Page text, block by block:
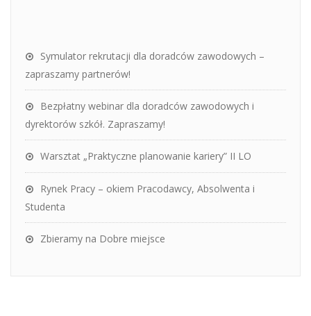
Symulator rekrutacji dla doradców zawodowych –
zapraszamy partnerów!
Bezpłatny webinar dla doradców zawodowych i
dyrektorów szkół. Zapraszamy!
Warsztat „Praktyczne planowanie kariery” II LO
Rynek Pracy – okiem Pracodawcy, Absolwenta i
Studenta
Zbieramy na Dobre miejsce